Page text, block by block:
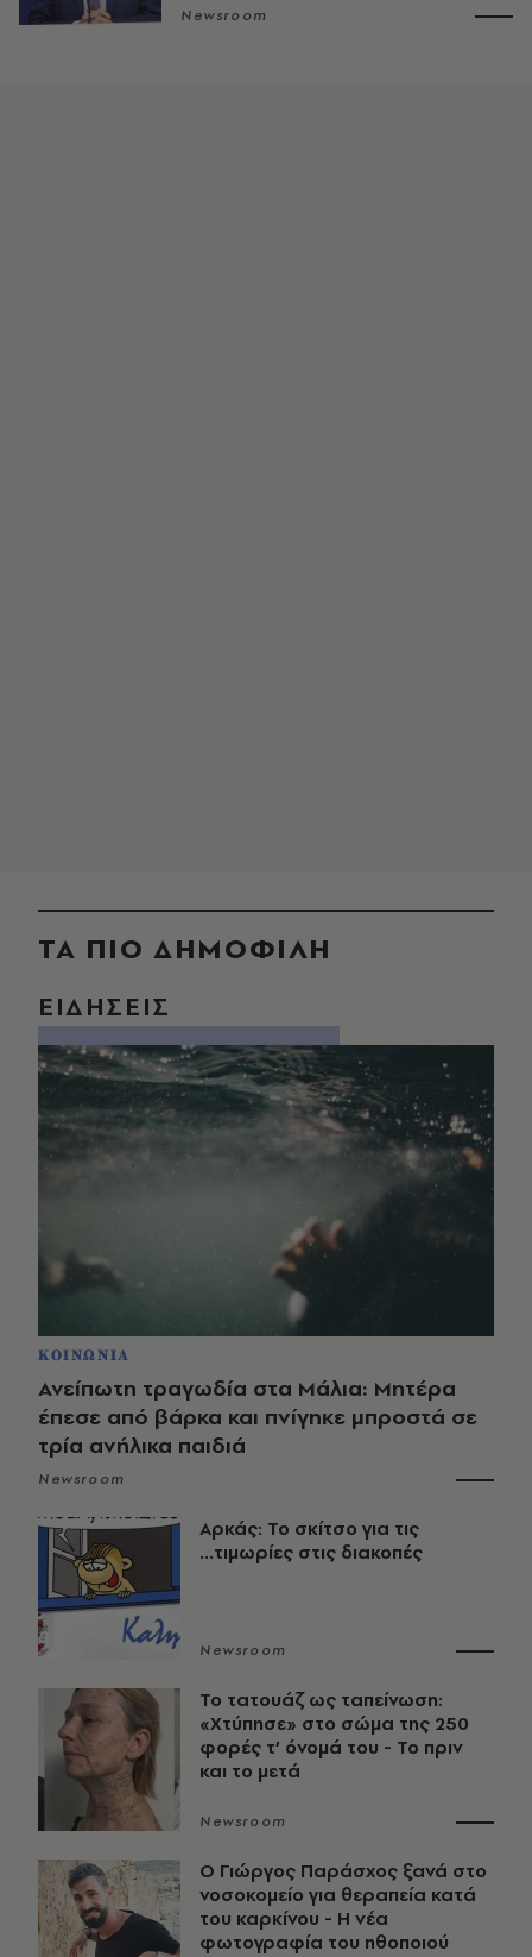
Newsroom
ΤΑ ΠΙΟ ΔΗΜΟΦΙΛΗ
ΕΙΔΗΣΕΙΣ
ΚΟΙΝΩΝΙΑ
Ανείπωτη τραγωδία στα Μάλια: Μητέρα
έπεσε από βάρκα και πνίγηκε μπροστά σε
τρία ανήλικα παιδιά
Newsroom
Αρκάς: Το σκίτσο για τις
...τιμωρίες στις διακοπές
Newsroom
Το τατουάζ ως ταπείνωση:
«Χτύπησε» στο σώμα της 250
φορές τ’ όνομά του - Το πριν
και το μετά
Newsroom
O Γιώργος Παράσχος ξανά στο
νοσοκομείο για θεραπεία κατά
του καρκίνου - Η νέα
φωτογραφία του ηθοποιού